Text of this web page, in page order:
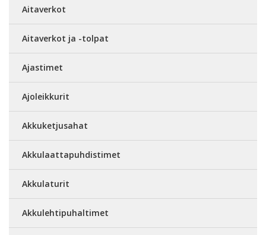
Aitaverkot
Aitaverkot ja -tolpat
Ajastimet
Ajoleikkurit
Akkuketjusahat
Akkulaattapuhdistimet
Akkulaturit
Akkulehtipuhaltimet